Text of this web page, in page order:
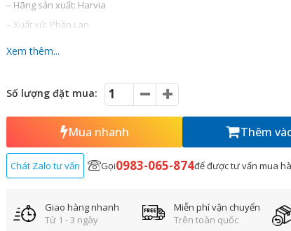
– Hãng sản xuất: Harvia
– Xuất xứ: Phần Lan
– Thời gian tạo hơi: 5 – 7 phút
– Đơn vị phân phối: Vinatech
Xem thêm...
Số lượng đặt mua:
Mua nhanh Thêm
Chát Zalo tư vấn Gọi0983-065-874để được tư vấn mua
Giao hàng nhanh
Từ 1 - 3 ngày
Miễn phí vận chuyển
Trên toàn quốc